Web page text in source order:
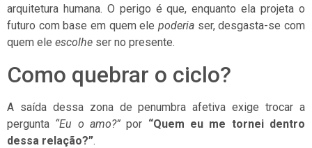
arquitetura humana. O perigo é que, enquanto ela projeta o
futuro com base em quem ele poderia ser, desgasta-se com
quem ele escolhe ser no presente.
Como quebrar o ciclo?
A saída dessa zona de penumbra afetiva exige trocar a
pergunta “Eu o amo?” por “Quem eu me tornei dentro
dessa relação?”.